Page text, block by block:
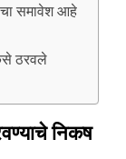
समावेश आहे
ठरवले
निकष